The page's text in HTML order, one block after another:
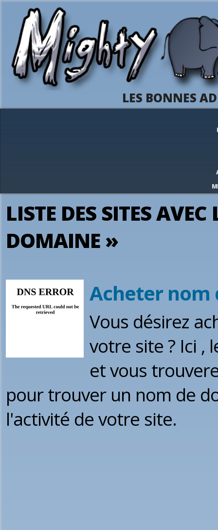
LES BONNES
LISTE DES SITES
DOMAINE »
Acheter nom
Vous désirez
votre site ? Ici ,
et vous
pour trouver un nom de
l'activité de votre site.